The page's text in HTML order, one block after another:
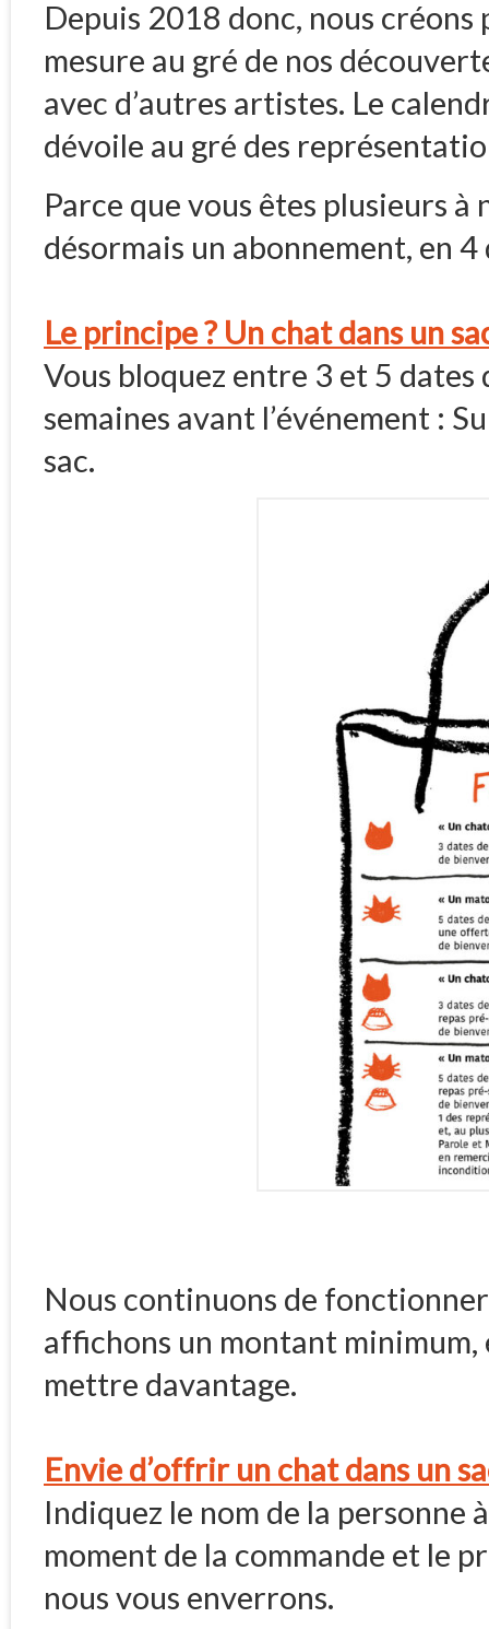
Depuis 2018 donc, nous
mesure au gré de nos
avec d’autres artistes. Le
dévoile au gré des
Parce que vous êtes plusieurs à
désormais un abonnement, en
Le principe ? Un chat dans un
Vous bloquez entre 3 et 5
semaines avant l’événement :
sac.
Nous continuons de
affichons un montant minimum,
mettre davantage.
Envie d’offrir un chat dans un
Indiquez le nom de la personne
moment de la commande et le
nous vous enverrons.